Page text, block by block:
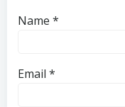
Name *
Email *